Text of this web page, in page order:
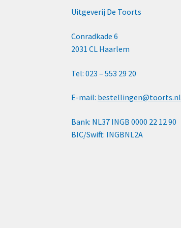
Uitgeverij De Toorts
Conradkade 6
2031 CL Haarlem
Tel: 023 – 553 29 20
E-mail: bestellingen@toorts.nl
Bank: NL37 INGB 0000 22 12 90
BIC/Swift: INGBNL2A